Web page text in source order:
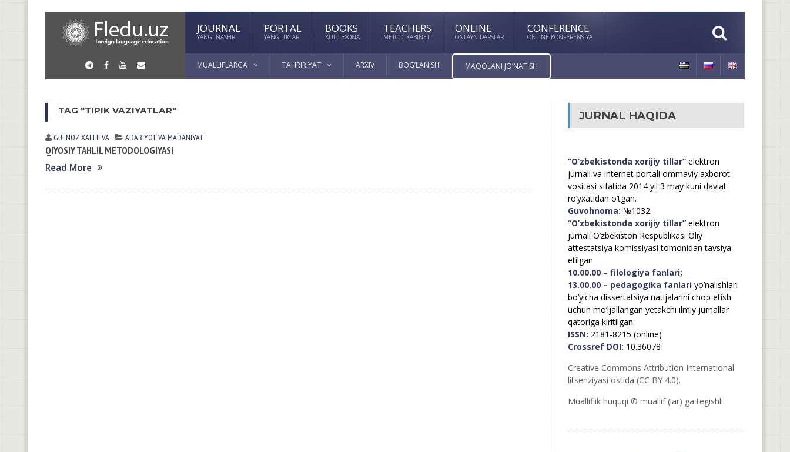
JOURNAL
YANGI NASHR
PORTAL
YANGILIKLAR
BOOKS
KUTUBXONA
TEACHERS
METOD. KABINET
ONLINE
ONLAYN DARSLAR
CONFERENCE
ONLINE KONFERENSIYA
MUALLIFLARGA TAHRIRIYAT ARXIV BOG’LANISH MAQOLANI JO’NATISH
TAG "TIPIK VAZIYATLAR"
GULNOZ XАLLIEVА АDАBIYOT VА MАDАNIYAT
QIYOSIY TAHLIL METODOLOGIYASI
Read More
JURNAL HAQIDA
“O’zbekistonda xorijiy tillar”elektron
jurnali va internet portali ommaviy axborot
vositasi sifatida 2014 yil 3 may kuni davlat
ro’yxatidan o’tgan.
Guvohnoma: №1032.
“O’zbekistonda xorijiy tillar”elektron
jurnali O’zbekiston Respublikasi Oliy
attestatsiya komissiyasi tomonidan tavsiya
etilgan
10.00.00 – filologiya fanlari;
13.00.00 – pedagogika fanlariyo’nalishlari
bo’yicha dissertatsiya natijalarini chop etish
uchun mo’ljallangan yetakchi ilmiy jurnallar
qatoriga kiritilgan.
ISSN: 2181-8215 (online)
Crossref DOI: 10.36078
Creative Commons Attribution International
litsenziyasi ostida (CC BY 4.0).
Mualliflik huquqi © muallif (lar) ga tegishli.